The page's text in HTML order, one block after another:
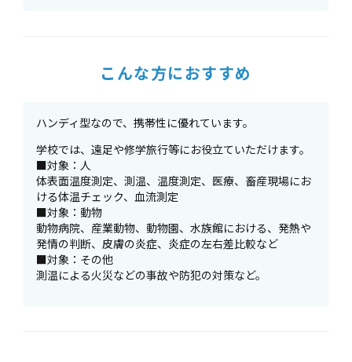
こんな方におすすめ
ハンディ型なので、携帯性に優れています。
学校では、遠足や修学旅行等にお役立ていただけます。
■対象：人
体表面温度測定、測温、温度測定、医療、畜産現場にお
ける体温チェック、血流測定
■対象：動物
動物病院、産業動物、動物園、水族館における、発熱や
発情の判断、皮膚の炎症、炎症の左右差比較など
■対象：その他
測温による火災などの事故や防犯の対策など。